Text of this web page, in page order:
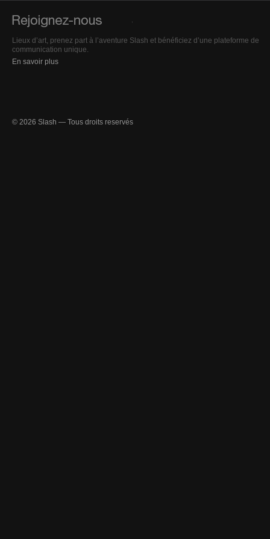
Lieux d’art, prenez part à l’aventure Slash et bénéficiez d’une plateforme de
communication unique.
En savoir plus
© 2026 Slash — Tous droits reservés